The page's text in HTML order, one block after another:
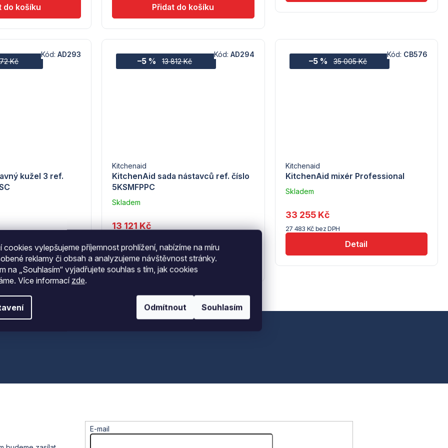
cookies vylepšujeme příjemnost prohlížení, nabízíme na míru
reklamy či obsah a analyzujeme návštěvnost stránky.
na „Souhlasím“ vyjadřujete souhlas s tím, jak cookies
Více informací zde.
Odmítnout Souhlasím
Kč
kužel 3 ref.
Kód:AD293
13 812 Kč
–5 %
KitchenAid sada nástavců ref. číslo
5KSMFPPC
Kitchenaid
Skladem
dodavatele
(10)
13 121 Kč
Kód: AD294
35 005 Kč
–5 %
KitchenAid mixér Professional
Kitchenaid
Skladem
dodavatele
(10)
27 483 Kč bez DPH
33 255 Kč
Detail
Kód: CB576
v
l
r
v
ý
E-mail